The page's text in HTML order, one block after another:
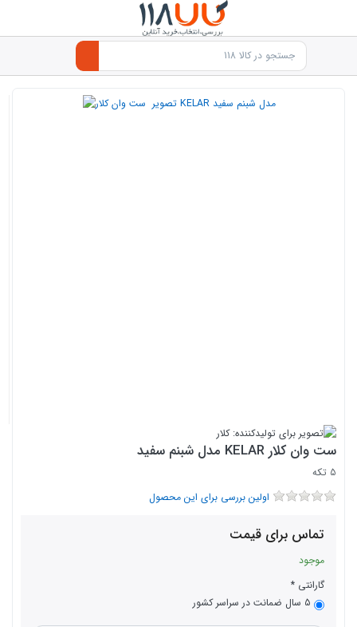
ست وان کلار KELAR مدل شبنم سفید
5 تکه
اولین بررسی برای این محصول
تماس برای قیمت
موجود
گارانتی
5 سال ضمانت در سراسر کشور